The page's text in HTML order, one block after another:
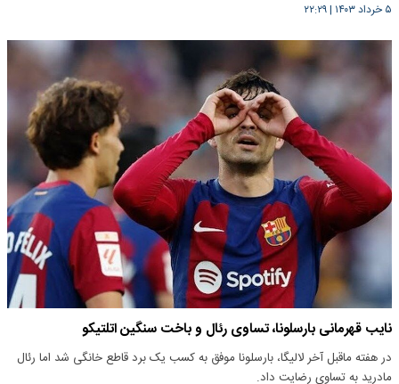
۵ خرداد ۱۴۰۳ |۲۲:۲۹
نایب قهرمانی بارسلونا، تساوی رئال و باخت سنگین اتلتیکو
در هفته ماقبل آخر لالیگا، بارسلونا موفق به کسب یک برد قاطع خانگی شد اما رئال
مادرید به تساوی رضایت داد.